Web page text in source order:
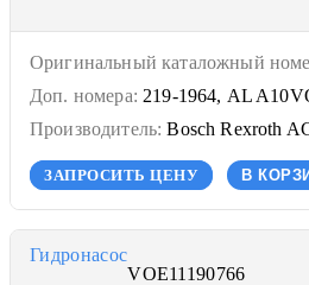
Оригинальный каталожный
Доп. номера: 219-1964, AL
Производитель: Bosch Rexroth
ЗАПРОСИТЬ ЦЕНУ В
Гидронасос
VOE11190766